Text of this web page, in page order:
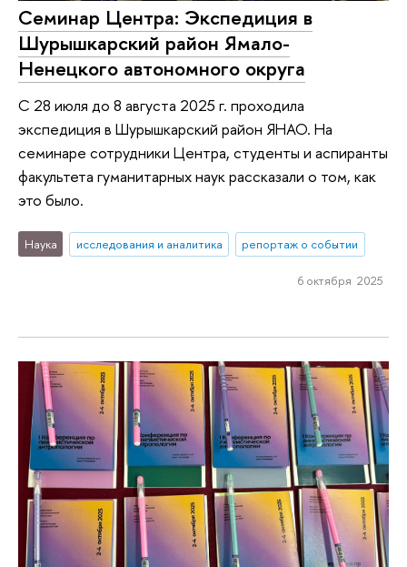
Семинар Центра: Экспедиция в
Шурышкарский район Ямало-
Ненецкого автономного округа
С 28 июля до 8 августа 2025 г. проходила
экспедиция в Шурышкарский район ЯНАО. На
семинаре сотрудники Центра, студенты и аспиранты
факультета гуманитарных наук рассказали о том, как
это было.
Наука исследования и аналитика репортаж о событии
6 октября 2025